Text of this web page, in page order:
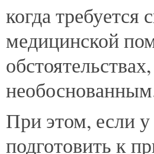
когда требуется
медицинской
При этом, если у
подготовить к